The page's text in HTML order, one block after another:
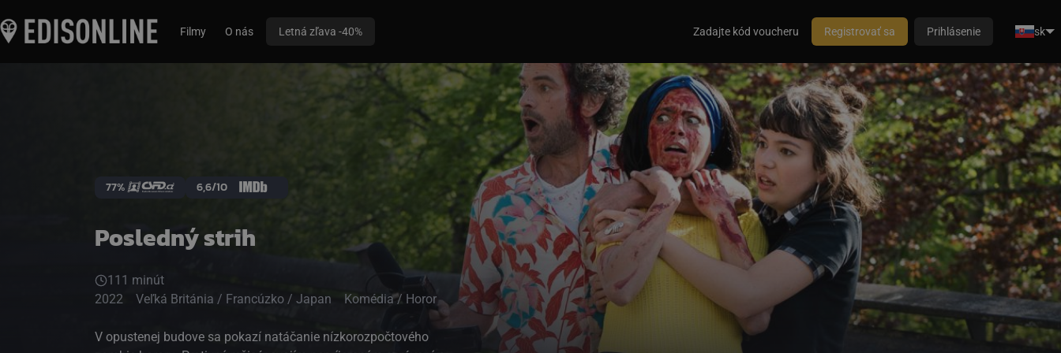
Filmy O nás Letná zľava -40% Zadajte kód voucheru Registrovať sa Prihlásenie sk
Posledný strih
77% 6,6/10
111 minút
2022
Veľká Británia / Francúzko / Japan Komédia / Horor
V opustenej budove sa pokazí natáčanie nízkorozpočtového